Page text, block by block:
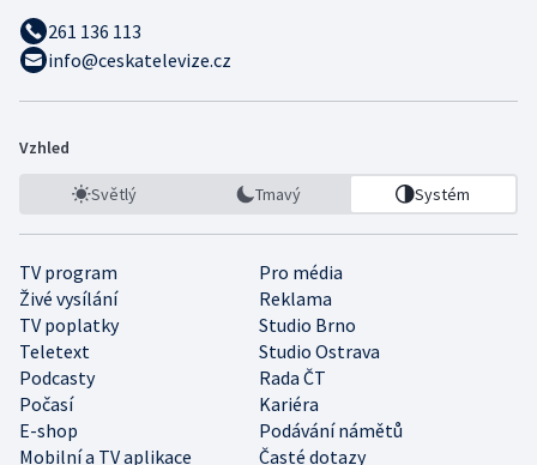
261 136 113
info@ceskatelevize.cz
Vzhled
Světlý Tmavý Systém
TV program
Pro média
Živé vysílání
Reklama
TV poplatky
Studio Brno
Teletext
Studio Ostrava
Podcasty
Rada ČT
Počasí
Kariéra
E-shop
Podávání námětů
Mobilní a TV aplikace
Časté dotazy